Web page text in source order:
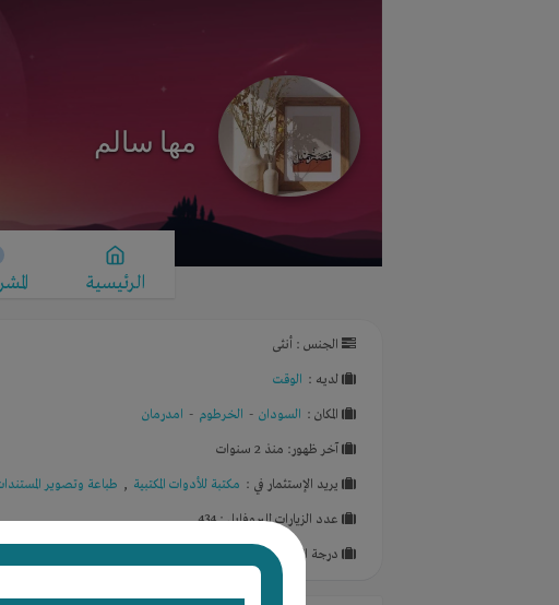
مها سالم
الرئيسية
الجنس : أنثى
لديـه : الوقت
المكان : السودان - الخرطوم - امدرمان
آخر ظهور: منذ 2 سنوات
يريد الإستثمار في : مكتبة للأدوات المكتبية , طباعة وتصوير
عدد الزيارات للبروفايل : 434
درجة البروفايل : %